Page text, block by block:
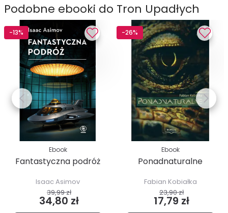
Podobne ebooki do Tron Upadłych
-13%
Ebook
Fantastyczna podróż
Isaac Asimov
39,99 zł
34,80 zł
-26%
Ebook
Ponadnaturalne
Fabian Kobiałka
23,90 zł
17,79 zł